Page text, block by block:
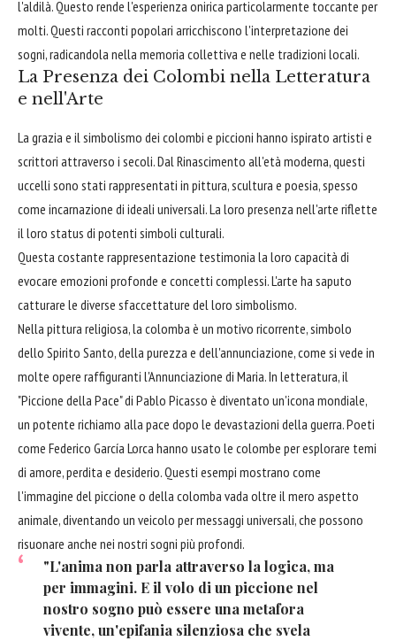
l'aldilà. Questo rende l'esperienza onirica particolarmente toccante per
molti. Questi racconti popolari arricchiscono l'interpretazione dei
sogni, radicandola nella memoria collettiva e nelle tradizioni locali.
La Presenza dei Colombi nella Letteratura
e nell'Arte
La grazia e il simbolismo dei colombi e piccioni hanno ispirato artisti e
scrittori attraverso i secoli. Dal Rinascimento all'età moderna, questi
uccelli sono stati rappresentati in pittura, scultura e poesia, spesso
come incarnazione di ideali universali. La loro presenza nell'arte riflette
il loro status di potenti simboli culturali.
Questa costante rappresentazione testimonia la loro capacità di
evocare emozioni profonde e concetti complessi. L'arte ha saputo
catturare le diverse sfaccettature del loro simbolismo.
Nella pittura religiosa, la colomba è un motivo ricorrente, simbolo
dello Spirito Santo, della purezza e dell'annunciazione, come si vede in
molte opere raffiguranti l'Annunciazione di Maria. In letteratura, il
"Piccione della Pace" di Pablo Picasso è diventato un'icona mondiale,
un potente richiamo alla pace dopo le devastazioni della guerra. Poeti
come Federico García Lorca hanno usato le colombe per esplorare temi
di amore, perdita e desiderio. Questi esempi mostrano come
l'immagine del piccione o della colomba vada oltre il mero aspetto
animale, diventando un veicolo per messaggi universali, che possono
risuonare anche nei nostri sogni più profondi.
"L'anima non parla attraverso la logica, ma
per immagini. E il volo di un piccione nel
nostro sogno può essere una metafora
vivente, un'epifania silenziosa che svela